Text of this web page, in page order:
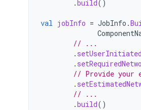
. build ()
val jobInfo = JobInfo .
// ...
. setUserInitiated
.
// Provide your
.
// ...
.build()